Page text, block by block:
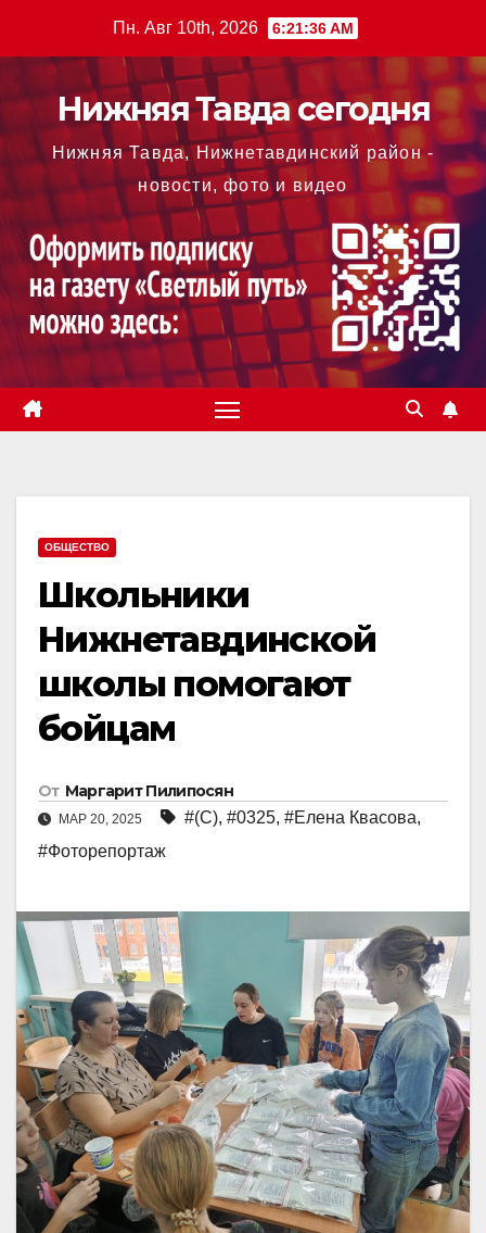
содержимому
Пн. Авг 10th, 2026 6:21:37 AM
Нижняя Тавда сегодня
Нижняя Тавда, Нижнетавдинский район -
новости, фото и видео
ОБЩЕСТВО
Школьники
Нижнетавдинской
школы помогают
бойцам
От Маргарит Пилипосян
МАР 20, 2025 #(С), #0325, #Елена Квасова,
#Фоторепортаж